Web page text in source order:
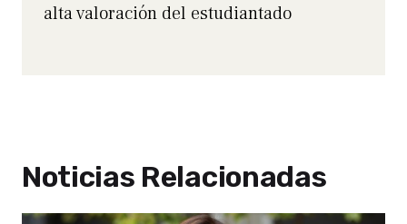
alta valoración del estudiantado
Noticias Relacionadas